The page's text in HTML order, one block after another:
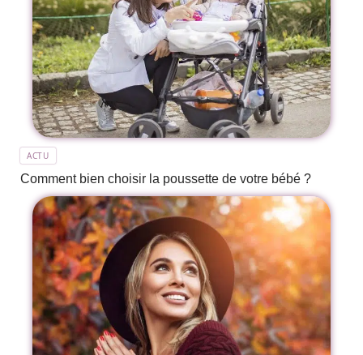
ACTU
Comment bien choisir la poussette de votre bébé ?